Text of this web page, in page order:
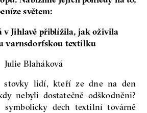
světem:
v Jihlavě přiblížila, jak oživila
varnsdorfskou textilku
Julie Blaháková
stovky lidí, kteří ze dne na den
nebyli dostatečně odškodněni?
symbolicky dech textilní továrně